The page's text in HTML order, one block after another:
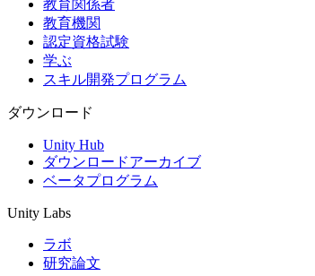
少人数のチームで大規模なゲームを開発する
XR ゲーム
XR ゲームを複数プラットフォーム向けにロー
マルチプレイヤーゲーム
マルチプレイヤーゲーム制作を簡素化
教育関係者
教育機関
認定資格試験
学ぶ
スキル開発プログラム
ダウンロード
Unity Hub
ダウンロードアーカイブ
ベータプログラム
Unity Labs
ラボ
研究論文